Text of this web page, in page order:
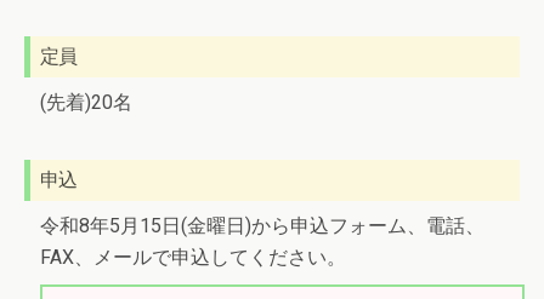
定員
(先着)20名
申込
令和8年5月15日(金曜日)から申込フォーム、電話、
FAX、メールで申込してください。